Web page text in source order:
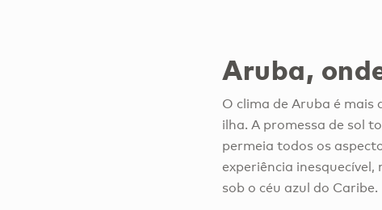
Aruba,
O clima de Aruba é mais
ilha. A promessa de sol
permeia todos os
experiência
sob o céu azul do Caribe.